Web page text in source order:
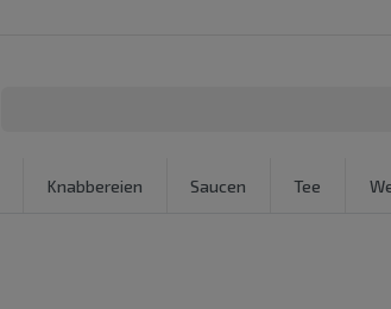
Knabbereien Saucen Tee